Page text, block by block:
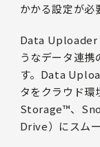
かかる設定が必
Data Uploader
うなデータ連携
す。Data
タをクラウド
Storage™、
Drive）にスム